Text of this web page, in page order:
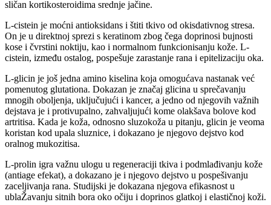
sličan kortikosteroidima srednje jačine.
L-cistein je moćni antioksidans i štiti tkivo od okisdativnog stresa.
On je u direktnoj sprezi s keratinom zbog čega doprinosi bujnosti
kose i čvrstini noktiju, kao i normalnom funkcionisanju kože. L-
cistein, između ostalog, pospešuje zarastanje rana i epitelizaciju oka.
L-glicin je još jedna amino kiselina koja omogućava nastanak već
pomenutog glutationa. Dokazan je značaj glicina u sprečavanju
mnogih oboljenja, uključujući i kancer, a jedno od njegovih važnih
dejstava je i protivupalno, zahvaljujući kome olakšava bolove kod
artritisa. Kada je koža, odnosno sluzokoža u pitanju, glicin je veoma
koristan kod upala sluznice, i dokazano je njegovo dejstvo kod
oralnog mukozitisa.
L-prolin igra važnu ulogu u regeneraciji tkiva i podmlađivanju kože
(antiage efekat), a dokazano je i njegovo dejstvo u pospešivanju
zaceljivanja rana. Studijski je dokazana njegova efikasnost u
ublaŽavanju sitnih bora oko očiju i doprinos glatkoj i elastičnoj koži.